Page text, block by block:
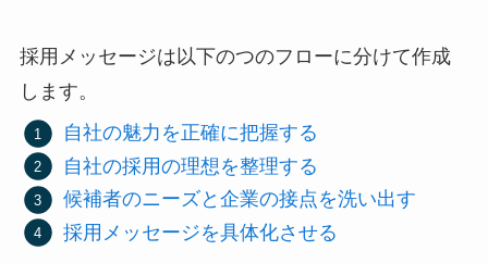
採用メッセージは以下のつのフローに分けて作成
します。
自社の魅力を正確に把握する
自社の採用の理想を整理する
候補者のニーズと企業の接点を洗い出す
採用メッセージを具体化させる